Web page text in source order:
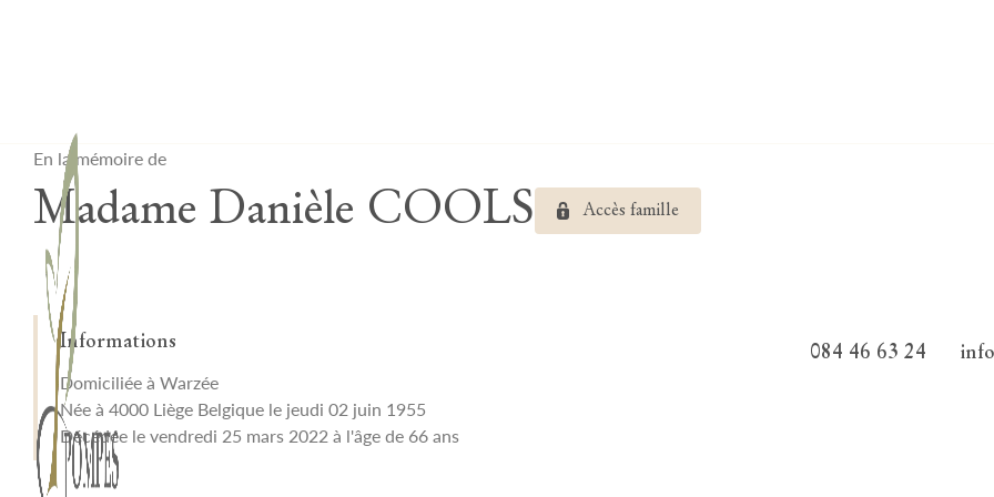
084 46 63 24
En la mémoire de
Madame Danièle COOLS Accès famille
Informations
Domiciliée à Warzée
Née à 4000 Liège Belgique le jeudi 02 juin 1955
Décédée le vendredi 25 mars 2022 à l'âge de 66 ans